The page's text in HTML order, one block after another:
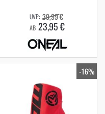
AB 23,95 €
39,99 €
-16%